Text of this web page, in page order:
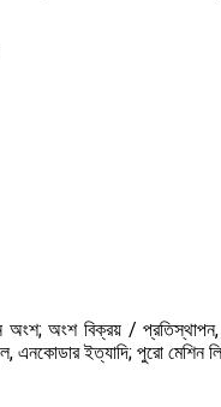
অংশ; অংশ বিক্রয় / প্রতিস্থাপন,
ইত্যাদি; পুরো মেশিন